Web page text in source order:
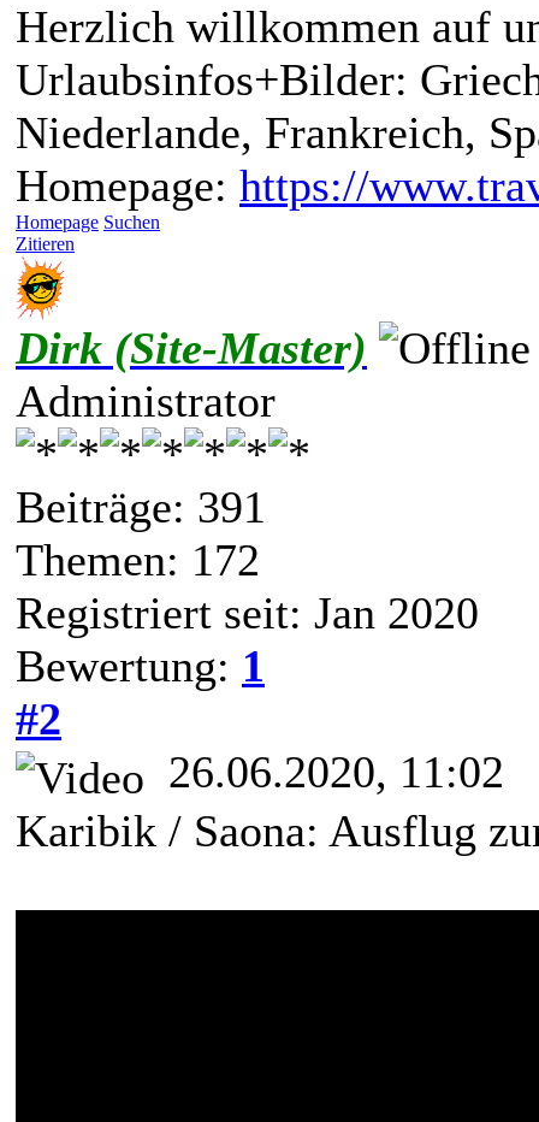
Herzlich willkommen auf
Urlaubsinfos+Bilder:
Niederlande, Frankreich,
Homepage: https://
Homepage Suchen
Zitieren
Dirk (Site-Master)
Administrator
Beiträge: 391
Themen: 172
Registriert seit: Jan 2020
Bewertung: 1
#2
26.06.2020, 11:02
Karibik / Saona: Ausflug